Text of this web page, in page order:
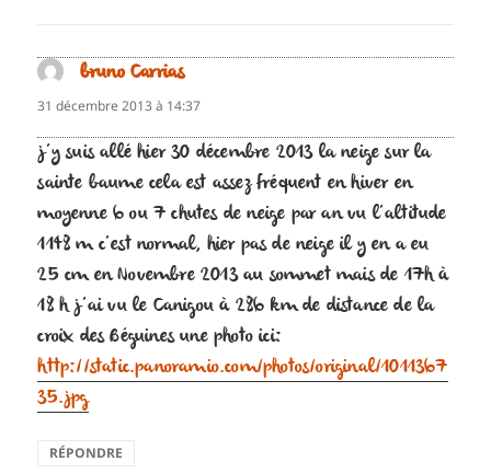
bruno Carriasdit :
31 décembre 2013 à 14:37
j’y suis allé hier 30 décembre 2013 la neige sur la
sainte baume cela est assez fréquent en hiver en
moyenne 6 ou 7 chutes de neige par an vu l’altitude
1148 m c’est normal, hier pas de neige il y en a eu
25 cm en Novembre 2013 au sommet mais de 17h à
18 h j’ai vu le Canigou à 286 km de distance de la
croix des Béguines une photo ici:
http://static.panoramio.com/photos/original/1011367
35.jpg
RÉPONDRE